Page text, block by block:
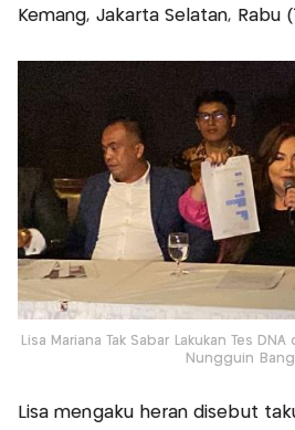
Kemang, Jakarta Selatan, Rabu
Lisa Mariana Tak Sabar Lakukan Tes
Nungguin
Lisa mengaku heran disebut